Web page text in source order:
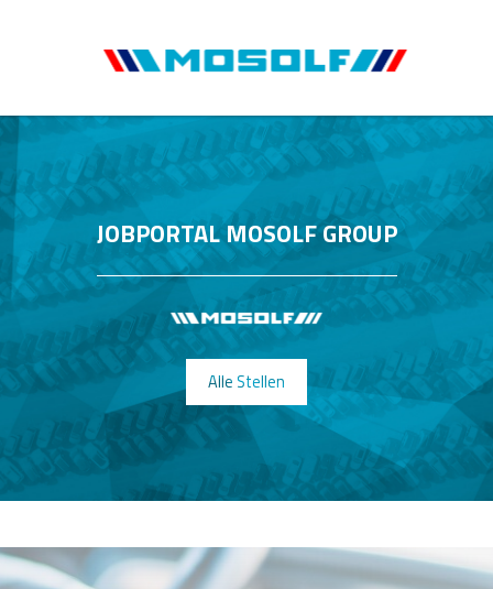
JOBPORTAL MOSOLF GROUP
Alle Stellen